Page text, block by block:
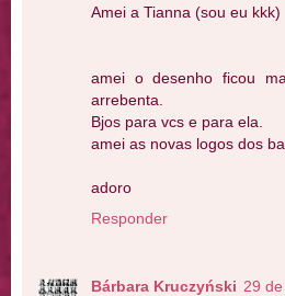
Amei a Tianna (sou eu kkk)
amei o desenho ficou
arrebenta.
Bjos para vcs e para ela.
amei as novas logos dos
adoro
Responder
Bárbara Kruczyński 29